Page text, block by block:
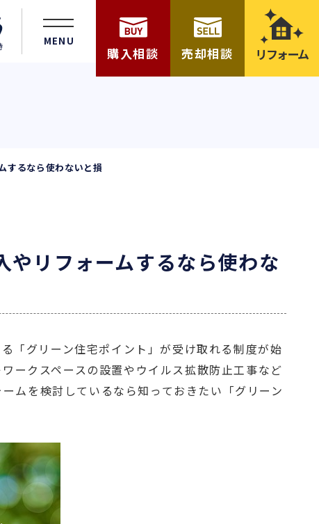
MENU
購入相談 売却相談 リフォーム
するなら使わないと損
リフォームするなら使わな
「グリーン住宅ポイント」が受け取れる制度が始
ークスペースの設置やウイルス拡散防止工事など
ムを検討しているなら知っておきたい「グリーン